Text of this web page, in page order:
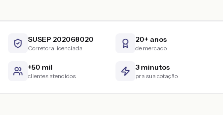
SUSEP 202068020
Corretora licenciada
20+ anos
de mercado
+50 mil
clientes atendidos
3 minutos
pra sua cotação